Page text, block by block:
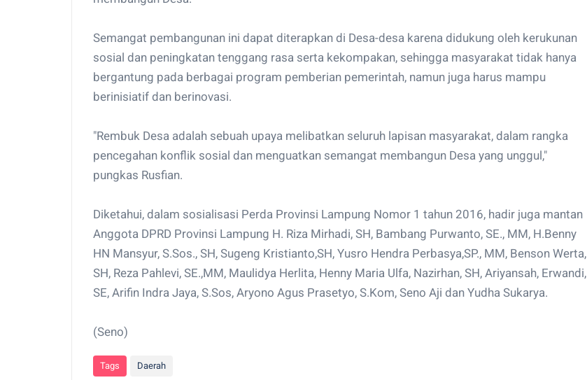
Semangat pembangunan ini dapat diterapkan di Desa-desa karena didukung oleh kerukunan
sosial dan peningkatan tenggang rasa serta kekompakan, sehingga masyarakat tidak hanya
bergantung pada berbagai program pemberian pemerintah, namun juga harus mampu
berinisiatif dan berinovasi.
"Rembuk Desa adalah sebuah upaya melibatkan seluruh lapisan masyarakat, dalam rangka
pencegahan konflik sosial dan menguatkan semangat membangun Desa yang unggul,"
pungkas Rusfian.
Diketahui, dalam sosialisasi Perda Provinsi Lampung Nomor 1 tahun 2016, hadir juga mantan
Anggota DPRD Provinsi Lampung H. Riza Mirhadi, SH, Bambang Purwanto, SE., MM, H.Benny
HN Mansyur, S.Sos., SH, Sugeng Kristianto,SH, Yusro Hendra Perbasya,SP., MM, Benson Werta,
SH, Reza Pahlevi, SE.,MM, Maulidya Herlita, Henny Maria Ulfa, Nazirhan, SH, Ariyansah, Erwandi,
SE, Arifin Indra Jaya, S.Sos, Aryono Agus Prasetyo, S.Kom, Seno Aji dan Yudha Sukarya.
(Seno)
Tags Daerah